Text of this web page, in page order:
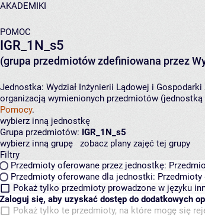
AKADEMIKI
POMOC
IGR_1N_s5
(grupa przedmiotów zdefiniowana przez
Jednostka: Wydział Inżynierii Lądowej i
organizacją wymienionych przedmiotów
Pomocy.
wybierz inną jednostkę
Grupa przedmiotów: IGR_1N_s5
wybierz inną grupę
zobacz plany zajęć tej grupy
Filtry
Przedmioty oferowane przez jednostkę:
Przedmioty oferowane dla jednostki:
Pokaż tylko przedmioty prowadzone w języku
Zaloguj się, aby uzyskać dostęp do dodatkowych
Pokaż tylko te przedmioty, na które mogę się